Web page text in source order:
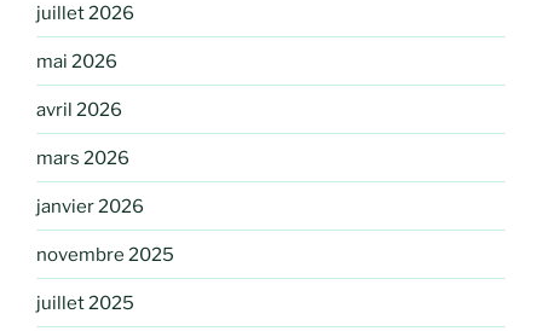
juillet 2026
mai 2026
avril 2026
mars 2026
janvier 2026
novembre 2025
juillet 2025